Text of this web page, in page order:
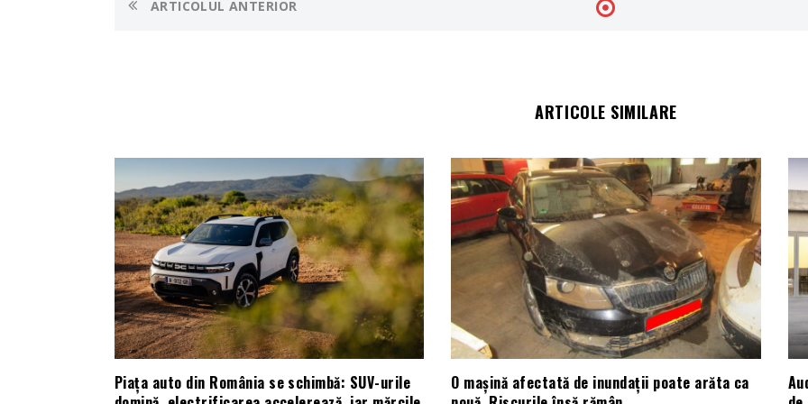
ARTICOLUL ANTERIOR
ARTICOLE SIMILARE
Piața auto din România se schimbă: SUV-urile
O mașină afectată de inundații poate arăta ca